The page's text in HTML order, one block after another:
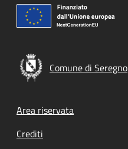
Comune di Seregno
Footer menu
Area riservata
Crediti